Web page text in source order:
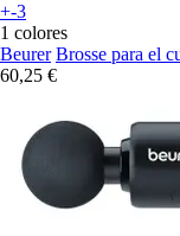
+-3
1 colores
Beurer Brosse para el
60,25 €